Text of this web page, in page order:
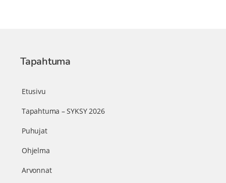
Tapahtuma
Etusivu
Tapahtuma – SYKSY 2026
Puhujat
Ohjelma
Arvonnat